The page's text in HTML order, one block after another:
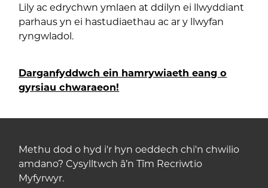
Lily ac edrychwn ymlaen at ddilyn ei llwyddiant
parhaus yn ei hastudiaethau ac ar y llwyfan
ryngwladol.
Darganfyddwch ein hamrywiaeth eang o
gyrsiau chwaraeon!
Methu dod o hyd i'r hyn oeddech chi'n chwilio
amdano? Cysylltwch â’n Tîm Recriwtio
Myfyrwyr.